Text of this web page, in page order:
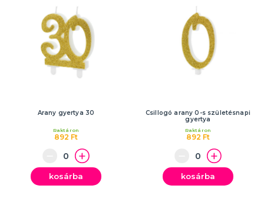
Arany gyertya 30
892 Ft
Raktáron
kosárba
Csillogó arany 0-s születésnapi
gyertya
892 Ft
Raktáron
kosárba